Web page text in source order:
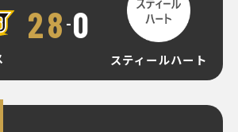
28 - 0
スティールハート